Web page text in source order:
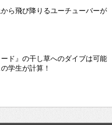
ら飛び降りるユーチューバーが
ード』の干し草へのダイブは可能
学生が計算！